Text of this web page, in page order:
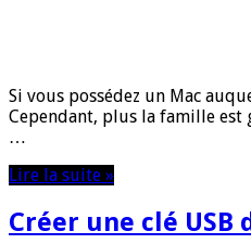
Si vous possédez un Mac
Cependant, plus la famille est
…
Lire la suite »
Créer une clé USB